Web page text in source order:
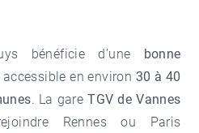
bénéficie d’une bonne
accessible en environ 30 à 40
. La gareTGV de Vannes
Rennes ou Paris